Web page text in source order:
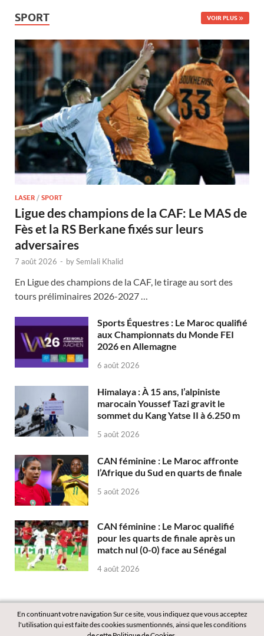
SPORT VOIR PLUS
LASER / SPORT
Ligue des champions de la CAF: Le MAS de
Fès et la RS Berkane fixés sur leurs
adversaires
7 août 2026 - bySemlali Khalid
En Ligue des champions de la CAF, le tirage au sort des
tours préliminaires 2026-2027 …
Sports Équestres : Le Maroc qualifié
aux Championnats du Monde FEI
2026 en Allemagne
6 août 2026
Himalaya : À 15 ans, l’alpiniste
marocain Youssef Tazi gravit le
sommet du Kang Yatse II à 6.250 m
5 août 2026
CAN féminine : Le Maroc affronte
l’Afrique du Sud en quarts de finale
5 août 2026
CAN féminine : Le Maroc qualifié
pour les quarts de finale après un
match nul (0-0) face au Sénégal
4 août 2026
En continuant votre navigation Sur ce site, vous indiquez que vous acceptez
l'utilisation qui est faite des cookies susmentionnés, ainsi que les conditions